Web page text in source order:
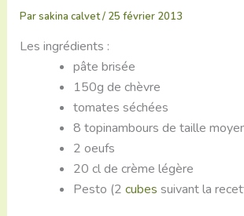
Parsakina calvet/ 25 février 2013
Les ingrédients :
pâte brisée
150g de chèvre
tomates séchées
8 topinambours de taille
2 oeufs
20 cl de crème légère
Pesto (2 cubes suivant la